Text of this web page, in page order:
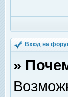
Вход на
»